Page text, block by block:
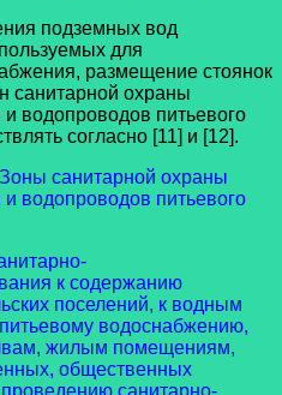
подземных вод
для
размещение стоянок
санитарной охраны
водопроводов питьевого
согласно [11] и [12].
санитарной охраны
водопроводов питьевого
к содержанию
поселений, к водным
водоснабжению,
жилым помещениям,
общественных